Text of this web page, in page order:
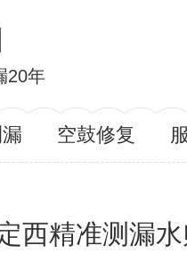
20年
空鼓修复
西精准测漏